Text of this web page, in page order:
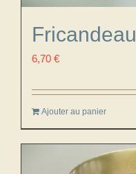
Fricandeau
6,70 €
Ajouter au panier